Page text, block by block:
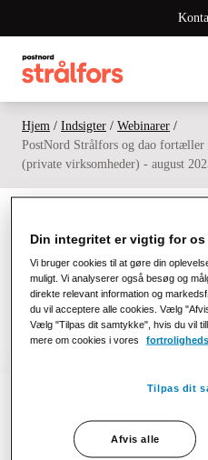
Hjem / Indsigter / Webinarer /
PostNord Strålfors og dao fortæller
(private virksomheder) - august
Link til webinar
Til webinar video
Din integritet er vigtig for os
Vi bruger cookies til at gøre din
muligt. Vi analyserer også besøg og
direkte relevant information og
du vil acceptere alle cookies. Vælg
Vælg "Tilpas dit samtykke", hvis du vil
mere om cookies i vores
Tilpas dit
Afvis alle